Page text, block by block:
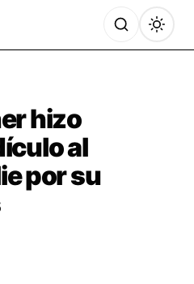
hizo
al
por su